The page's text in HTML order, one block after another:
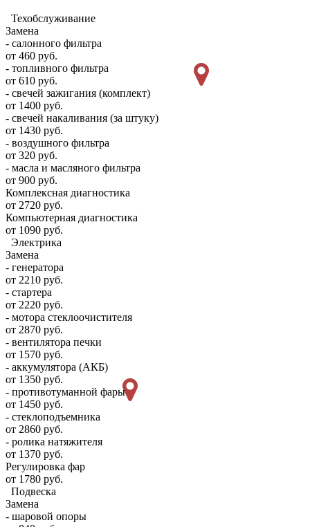
Техобслуживание
Замена
- салонного фильтра
от 460 руб.
- топливного фильтра
от 610 руб.
- свечей зажигания (комплект)
от 1400 руб.
- свечей накаливания (за штуку)
от 1430 руб.
- воздушного фильтра
от 320 руб.
- масла и масляного фильтра
от 900 руб.
Комплексная диагностика
от 2720 руб.
Компьютерная диагностика
от 1090 руб.
Электрика
Замена
- генератора
от 2210 руб.
- стартера
от 2220 руб.
- мотора стеклоочистителя
от 2870 руб.
- вентилятора печки
от 1570 руб.
- аккумулятора (АКБ)
от 1350 руб.
- противотуманной фары
от 1450 руб.
- стеклоподъемника
от 2860 руб.
- ролика натяжителя
от 1370 руб.
Регулировка фар
от 1780 руб.
Подвеска
Замена
- шаровой опоры